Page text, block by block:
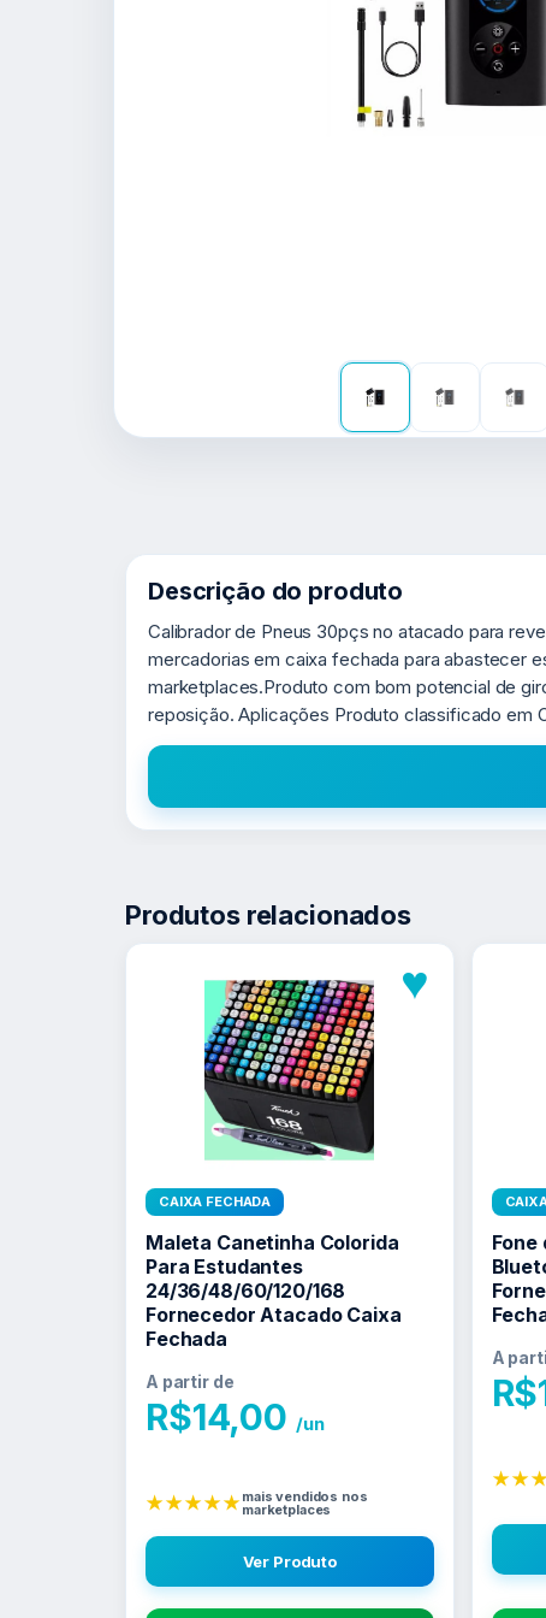
Descrição do produto
Calibrador de Pneus 30pçs no atacado para
mercadorias em caixa fechada para abastecer
marketplaces.Produto com bom potencial de
reposição. Aplicações Produto classificado em
Produtos relacionados
♥
CAIXA FECHADA
Maleta Canetinha Colorida
Para Estudantes
24/36/48/60/120/168
Fornecedor Atacado Caixa
Fechada
A partir de
R$14,00 /un
★★★★★mais vendidos nos
marketplaces
Ver Produto
Fone
A
R$